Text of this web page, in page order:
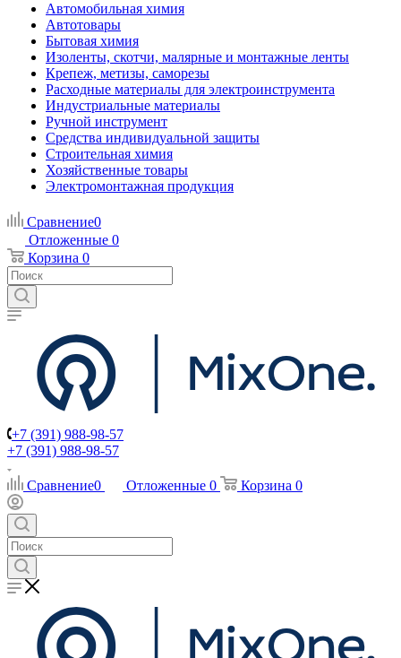
Автомобильная химия
Автотовары
Бытовая химия
Изоленты, скотчи, малярные и монтажные ленты
Крепеж, метизы, саморезы
Расходные материалы для электроинструмента
Индустриальные материалы
Ручной инструмент
Средства индивидуальной защиты
Строительная химия
Хозяйственные товары
Электромонтажная продукция
Сравнение0
Отложенные 0
Корзина 0
+7 (391) 988-98-57
+7 (391) 988-98-57
Сравнение0 Отложенные 0 Корзина 0